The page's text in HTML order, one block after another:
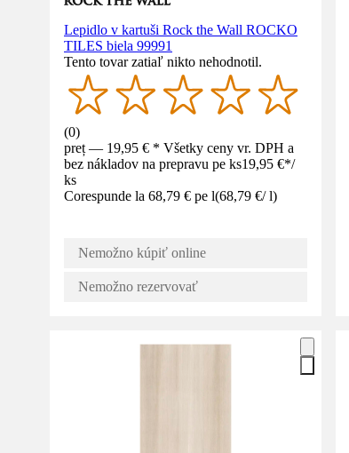
Lepidlo v kartuši Rock the Wall ROCKO
TILES biela 99991
Tento tovar zatiaľ nikto nehodnotil.
(0)
preț — 19,95 € * Všetky ceny vr. DPH a
bez nákladov na prepravu pe ks19,95 €*/
ks
Corespunde la 68,79 € pe l(68,79 €/ l)
Nemožno kúpiť online
Nemožno rezervovať